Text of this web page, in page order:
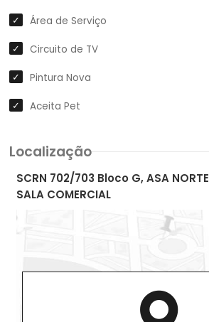
Área de Serviço
Circuito de TV
Pintura Nova
Aceita Pet
Localização
SCRN 702/703 Bloco G, ASA
SALA COMERCIAL